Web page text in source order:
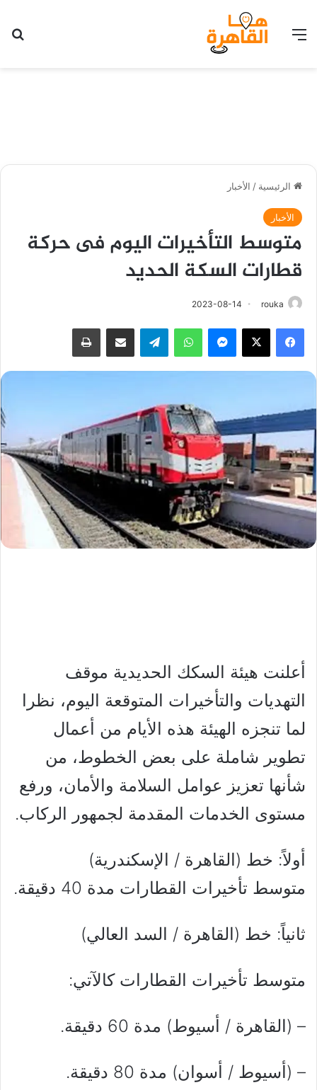
القائمة
الرئيسية / الأخبار
الأخبار
متوسط التأخيرات اليوم فى حركة
قطارات السكة الحديد
rouka
2023-08-14
فيسبوك ‫X ماسنجر واتساب تيلقرام مشاركة عبر البريد طباعة
أعلنت هيئة السكك الحديدية موقف
التهديات والتأخيرات المتوقعة اليوم، نظرا
لما تنجزه الهيئة هذه الأيام من أعمال
تطوير شاملة على بعض الخطوط، من
شأنها تعزيز عوامل السلامة والأمان، ورفع
مستوى الخدمات المقدمة لجمهور الركاب.
أولاً: خط (القاهرة / الإسكندرية)
متوسط تأخيرات القطارات مدة 40 دقيقة.
ثانياً: خط (القاهرة / السد العالي)
متوسط تأخيرات القطارات كالآتي:
– (القاهرة / أسيوط) مدة 60 دقيقة.
– (أسيوط / أسوان) مدة 80 دقيقة.